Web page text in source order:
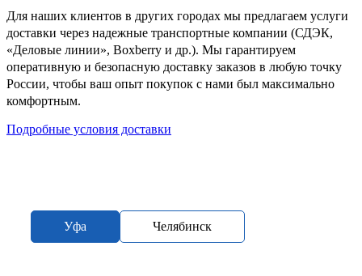
Для наших клиентов в других городах мы предлагаем услуги
доставки через надежные транспортные компании (СДЭК,
«Деловые линии», Boxberry и др.). Мы гарантируем
оперативную и безопасную доставку заказов в любую точку
России, чтобы ваш опыт покупок с нами был максимально
комфортным.
Подробные условия доставки
Уфа Челябинск